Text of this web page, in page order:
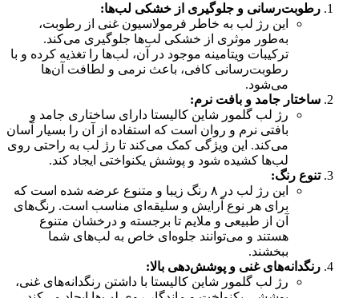
رطوبت‌رسانی و جلوگیری از خشکی لب‌ها:
این رژ لب به خاطر فرمولاسیون غنی از رطوبت،
به‌طور موثری از خشکی لب‌ها جلوگیری می‌کند.
ترکیبات ویتامینه موجود در آن، لب‌ها را تغذیه کرده و با
رطوبت‌رسانی کافی، باعث نرمی و لطافت آن‌ها
می‌شود.
ساختار جامد و بافت نرم:
رژ لب گلمور شاین کالیستا دارای ساختاری جامد و
بافتی نرم و روان است که استفاده از آن را بسیار آسان
می‌کند. این ویژگی کمک می‌کند تا رژ لب به راحتی روی
لب‌ها کشیده شود و پوشش یکنواختی ایجاد کند.
تنوع رنگ:
این رژ لب در ۸ رنگ زیبا و متنوع عرضه شده است که
برای هر نوع آرایش و سلیقه‌ای مناسب است. رنگ‌های
آن از طبیعی و ملایم تا برجسته و درخشان متنوع
هستند و می‌توانند جلوه‌ای خاص به لب‌های شما
ببخشند.
رنگدانه‌های غنی و پوشش‌دهی بالا:
رژ لب گلمور شاین کالیستا با داشتن رنگدانه‌های غنی،